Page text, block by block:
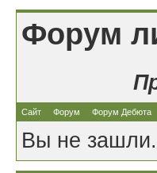
Форум
Сайт Форум Форум Дебюта
Вы не зашли.